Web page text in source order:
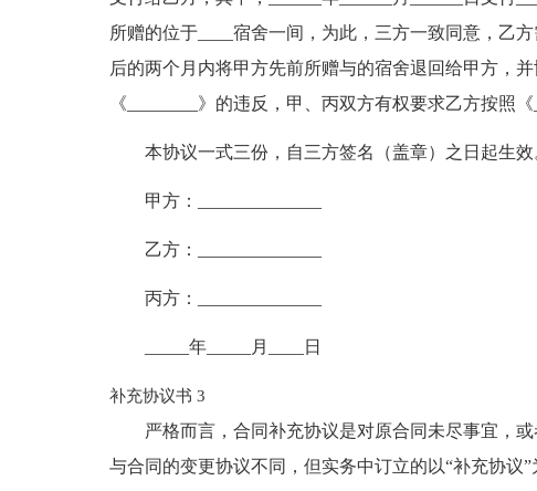
所赠的位于____宿舍一间，为此，三方一致同意，乙
后的两个月内将甲方先前所赠与的宿舍退回给甲方，
《________》的违反，甲、丙双方有权要求乙方按照
本协议一式三份，自三方签名（盖章）之日起生效
甲方：______________
乙方：______________
丙方：______________
_____年_____月____日
补充协议书 3
严格而言，合同补充协议是对原合同未尽事宜，
与合同的变更协议不同，但实务中订立的以“补充协议